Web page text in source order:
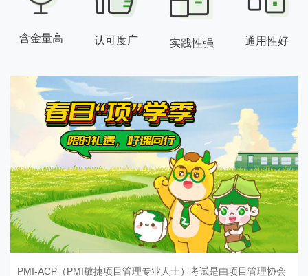
含金量高 认可度广 实践性强 通用性好
PMI-ACP（PMI敏捷项目管理专业人士）考试是由项目管理协会